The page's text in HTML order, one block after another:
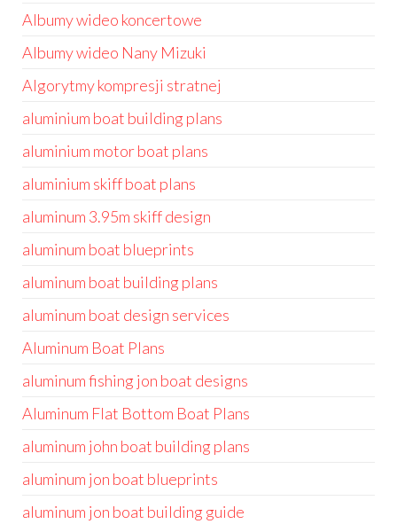
Albumy wideo koncertowe
Albumy wideo Nany Mizuki
Algorytmy kompresji stratnej
aluminium boat building plans
aluminium motor boat plans
aluminium skiff boat plans
aluminum 3.95m skiff design
aluminum boat blueprints
aluminum boat building plans
aluminum boat design services
Aluminum Boat Plans
aluminum fishing jon boat designs
Aluminum Flat Bottom Boat Plans
aluminum john boat building plans
aluminum jon boat blueprints
aluminum jon boat building guide